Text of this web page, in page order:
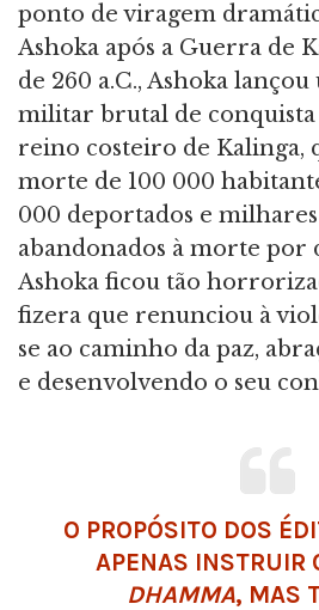
ponto de viragem
Ashoka após a Guerra de
de 260 a.C., Ashoka
militar brutal de
reino costeiro de Kalinga,
morte de 100 000
000 deportados e
abandonados à morte por
Ashoka ficou tão
fizera que renunciou à
se ao caminho da paz,
e desenvolvendo o seu
O PROPÓSITO DOS
APENAS INSTRUIR
DHAMMA, MAS